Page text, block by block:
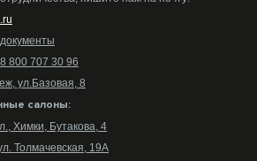
800 707 30 96
ул.Базовая, 8
салоны:
Химки, Бутакова, 4
Толмачевская, 19А